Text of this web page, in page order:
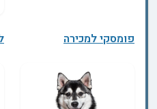
פומסקי למכירה